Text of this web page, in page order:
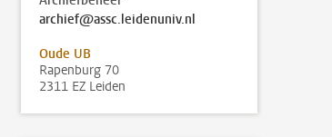
archief@assc.leidenuniv.nl
Oude UB
Rapenburg 70
2311 EZ Leiden